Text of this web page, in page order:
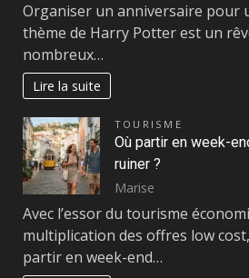
Organiser un anniversaire pour
thème de Harry Potter est un
nombreux…
Lire la suite
TOURISME
Où partir en week-
ruiner ?
Marise
Avec l’essor du tourisme
multiplication des offres low
partir en week-end…